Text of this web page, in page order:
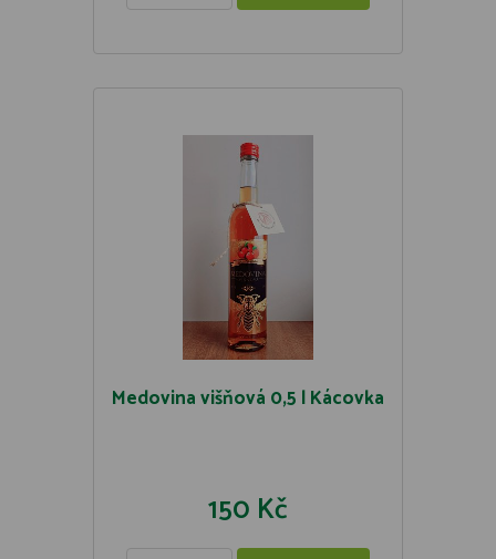
Medovina višňová 0,5 l Kácovka
150 Kč